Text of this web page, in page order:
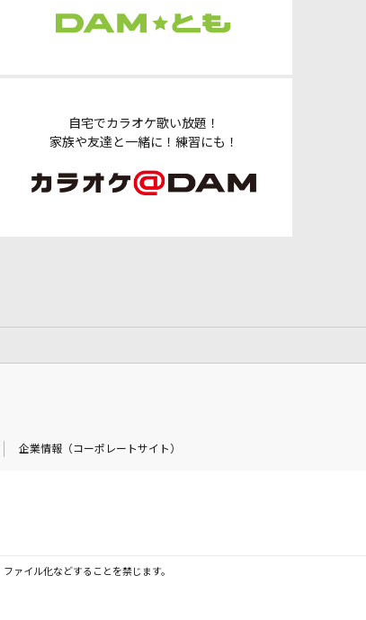
自宅でカラオケ歌い放題！
家族や友達と一緒に！練習にも！
企業情報（コーポレートサイト）
ァイル化などすることを禁じます。